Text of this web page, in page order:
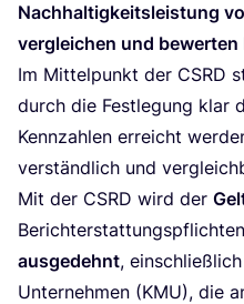
Nach­hal­tig­keits­leis­tung
ver­glei­chen und bewer­ten
Im Mit­tel­punkt der CSRD
durch die Fest­le­gung klar
Kenn­zah­len erreicht
ver­ständ­lich und
Mit der CSRD wird der
aus­ge­dehnt,
Unter­neh­men (KMU), die